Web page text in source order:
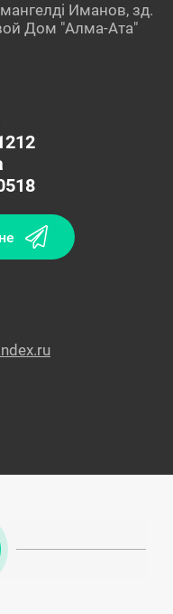
Иманов, зд.
Дом "Алма-Ата"